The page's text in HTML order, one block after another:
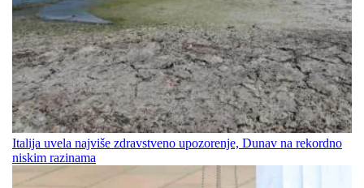
Italija uvela najviše zdravstveno upozorenje, Dunav na rekordno
niskim razinama